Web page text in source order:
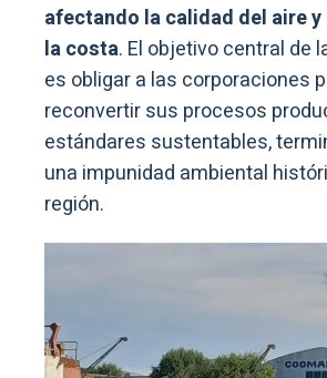
afectando la calidad del aire y
la costa. El objetivo central de
es obligar a las corporaciones
reconvertir sus procesos
estándares sustentables,
una impunidad ambiental
región.